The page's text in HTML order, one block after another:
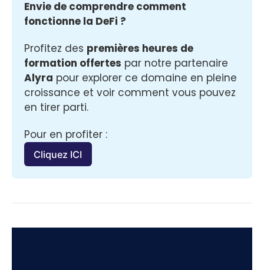
Envie de comprendre comment
fonctionne la DeFi ?
Profitez des premières heures de
formation offertes
Alyra pour explorer ce domaine en pleine
croissance et voir comment vous pouvez
en tirer parti.
Pour en profiter :
Cliquez ICI